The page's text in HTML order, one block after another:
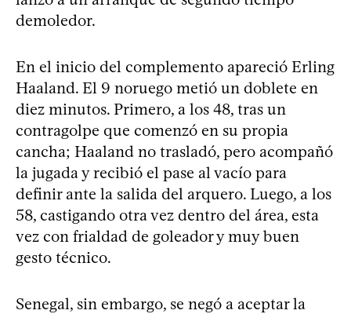
demoledor.
En el inicio del complemento apareció Erling
Haaland. El 9 noruego metió un doblete en
diez minutos. Primero, a los 48, tras un
contragolpe que comenzó en su propia
cancha; Haaland no trasladó, pero acompañó
la jugada y recibió el pase al vacío para
definir ante la salida del arquero. Luego, a los
58, castigando otra vez dentro del área, esta
vez con frialdad de goleador y muy buen
gesto técnico.
Senegal, sin embargo, se negó a aceptar la